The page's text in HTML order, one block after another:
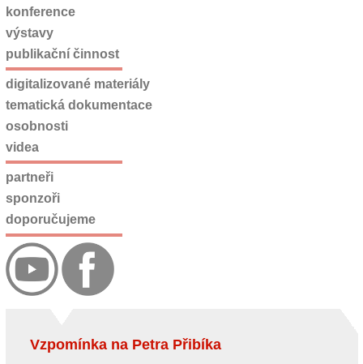
Vzpomínka na Petra Přibíka
konference
výstavy
publikační činnost
digitalizované materiály
tematická dokumentace
osobnosti
videa
partneři
sponzoři
doporučujeme